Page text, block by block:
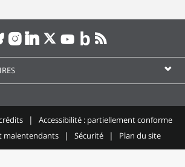
Accessibilité : partiellement conforme
malentendants
Sécurité Plan du site